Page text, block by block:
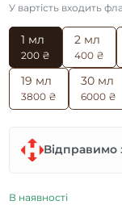
У вартість входить
1 мл
200 ₴
2 мл
400 ₴
19 мл
3800 ₴
30 мл
6000 ₴
Відправимо
В наявності